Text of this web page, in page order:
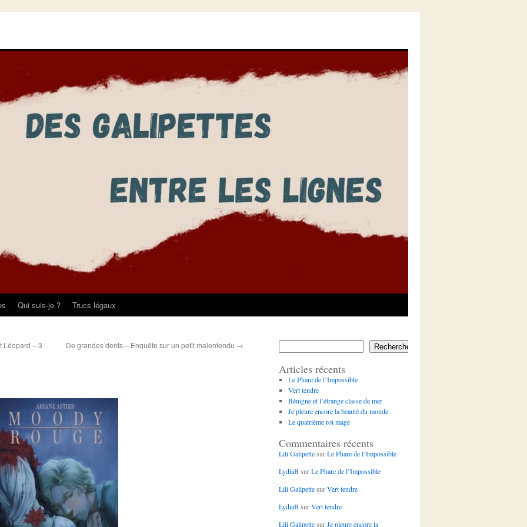
Qui suis-je ? Trucs légaux
Léopard – 3 De grandes dents – Enquête sur un petit malentendu → Rechercher
Articles récents
Le Phare de l’Impossible
Vert tendre
Bénigne et l’étrange classe de mer
Je pleure encore la beauté du monde
Le quatrième roi mage
Commentaires récents
Lili GalipettesurLe Phare de l’Impossible
LydiaB surLe Phare de l’Impossible
Lili GalipettesurVert tendre
LydiaB surVert tendre
Lili GalipettesurJe pleure encore la